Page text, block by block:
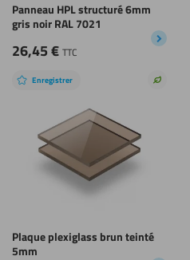
Panneau HPL structuré 6mm
gris noir RAL 7021
26,45€ TTC
Enregistrer
Plaque plexiglass brun teinté
5mm
Choix